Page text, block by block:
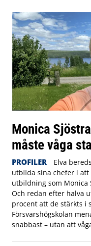
Monica
måste våga
PROFILER
Elva
utbilda sina chefer i
utbildning som Monica
Och redan efter halva
procent att de stärkts i
Försvarshögskolan
snabbast – utan att